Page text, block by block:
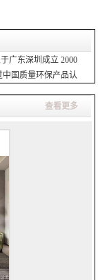
广东深圳成立 2000
国质量环保产品认
查看更多